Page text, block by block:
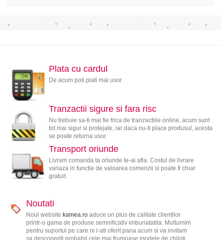
Plata cu cardul
De acum poti plati mai usor
Tranzactii sigure si fara risc
Nu trebuie sa-ti mai fie frica de tranzactiile online, acum sunt
tot mai sigur si protejate, iar daca nu-ti place produsul, acesta
se poate returna usor.
Transport oriunde
Livram comanda ta oriunde te-ai afla. Costul de livrare
variaza in functie de valoarea comenzii si poate fi chiar
gratuit.
Noutati
Noul website kamea.roaduce un plus de calitate clientilor
printr-o gama de produse semnificativ imbunatatita. Multumim
pentru suportul pe care ni l-ati oferit pana acum si va invitam